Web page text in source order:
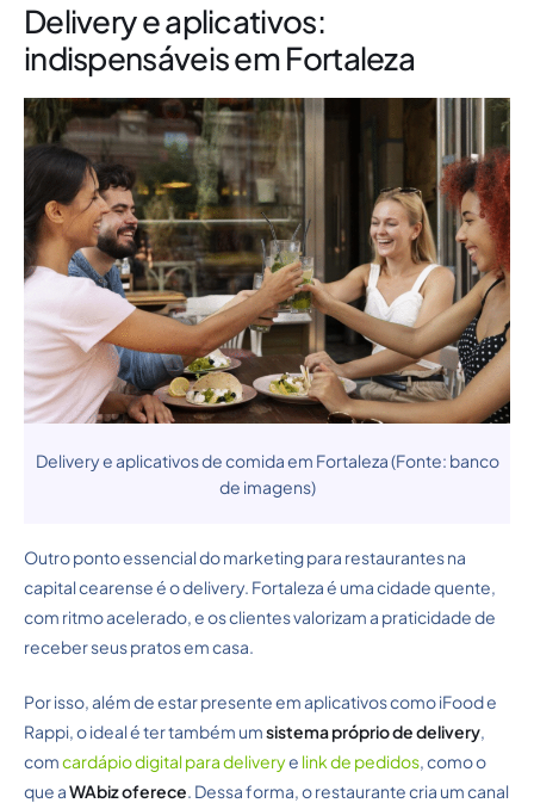
Delivery e aplicativos:
indispensáveis em Fortaleza
Delivery e aplicativos de comida em Fortaleza (Fonte: banco
de imagens)
Outro ponto essencial do marketing para restaurantes na
capital cearense é o delivery. Fortaleza é uma cidade quente,
com ritmo acelerado, e os clientes valorizam a praticidade de
receber seus pratos em casa.
Por isso, além de estar presente em aplicativos como iFood e
Rappi, o ideal é ter também umsistema próprio de delivery
comcardápio digital para deliverye link de pedidos , como o
que aWAbiz oferece . Dessa forma, o restaurante cria um canal